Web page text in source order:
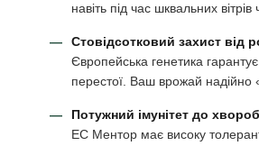
навіть під час шквальних
Стовідсотковий захист від
Європейська генетика
перестої. Ваш врожай
Потужний імунітет до хвороб
ЕС Ментор має високу